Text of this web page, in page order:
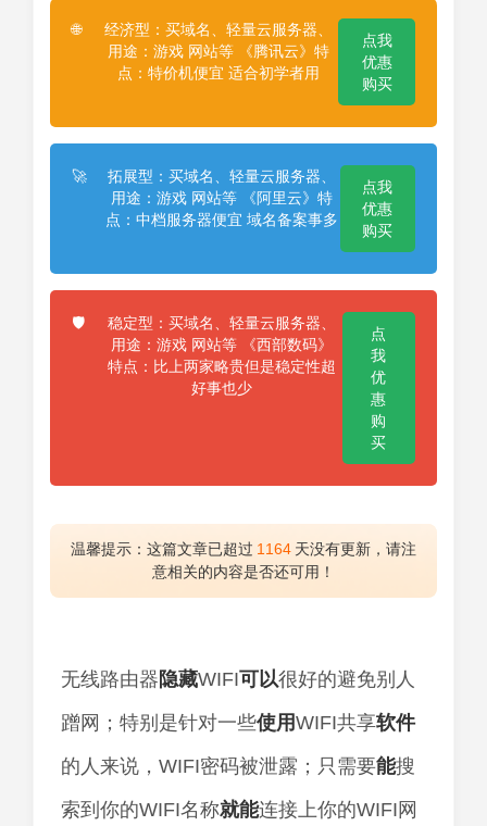
🌐
经济型：买域名、轻量云服务器、
用途：游戏 网站等 《腾讯云》特
点：特价机便宜 适合初学者用
点我
优惠
购买
🚀
拓展型：买域名、轻量云服务器、
用途：游戏 网站等 《阿里云》特
点：中档服务器便宜 域名备案事多
点我
优惠
购买
🛡️
稳定型：买域名、轻量云服务器、
用途：游戏 网站等 《西部数码》
特点：比上两家略贵但是稳定性超
好事也少
点
我
优
惠
购
买
温馨提示：这篇文章已超过 1164 天没有更新，请注
意相关的内容是否还可用！
无线路由器 隐藏WIFI可以很好的避免别人
蹭网；特别是针对一些使用WIFI共享软件
的人来说，WIFI密码被泄露；只需要能搜
索到你的WIFI名称就能连接上你的WIFI网